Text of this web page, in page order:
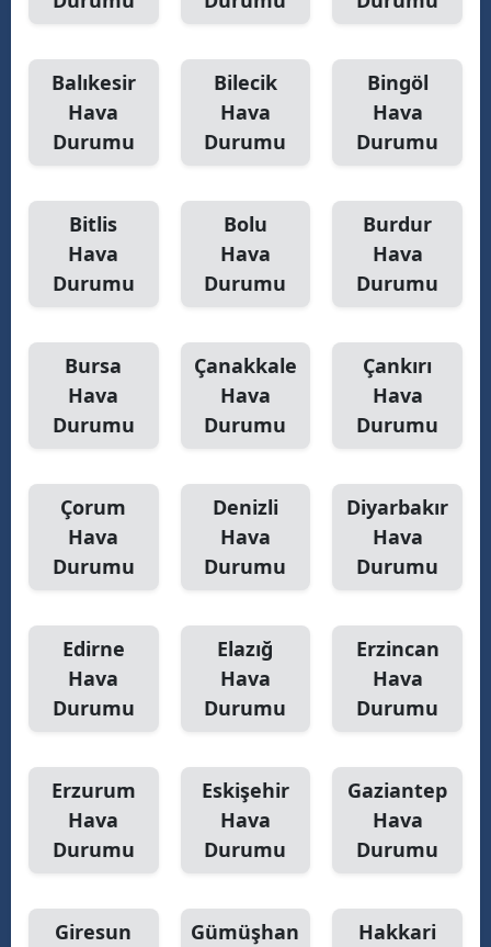
Balıkesir
Hava
Durumu
Bilecik
Hava
Durumu
Bingöl
Hava
Durumu
Bitlis
Hava
Durumu
Bolu
Hava
Durumu
Burdur
Hava
Durumu
Bursa
Hava
Durumu
Çanakkale
Hava
Durumu
Çankırı
Hava
Durumu
Çorum
Hava
Durumu
Denizli
Hava
Durumu
Diyarbakır
Hava
Durumu
Edirne
Hava
Durumu
Elazığ
Hava
Durumu
Erzincan
Hava
Durumu
Erzurum
Hava
Durumu
Eskişehir
Hava
Durumu
Gaziantep
Hava
Durumu
Giresun
Gümüşhan
Hakkari